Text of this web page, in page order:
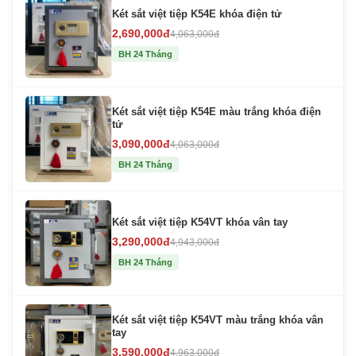
Két sắt việt tiệp K54E khóa điện tử
2,690,000đ4,063,000đ
BH 24 Tháng
Két sắt việt tiệp K54E màu trắng khóa điện
tử
3,090,000đ4,063,000đ
BH 24 Tháng
Két sắt việt tiệp K54VT khóa vân tay
3,290,000đ4,943,000đ
BH 24 Tháng
Két sắt việt tiệp K54VT màu trắng khóa vân
tay
3,590,000đ4,963,000đ